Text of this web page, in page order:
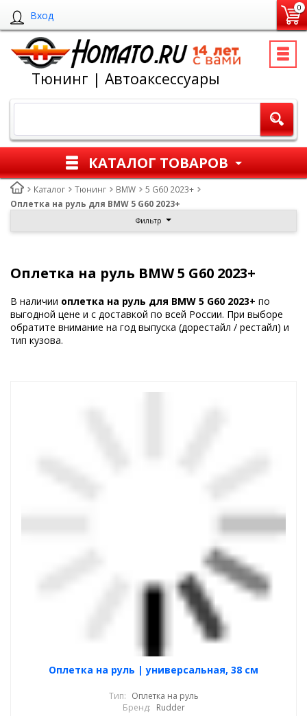
Вход
0
Тюнинг | Автоаксессуары
КАТАЛОГ ТОВАРОВ
Каталог Тюнинг BMW
5 G60 2023+
Оплетка на руль для BMW 5 G60 2023+
Фильтр
Оплетка на руль BMW 5 G60 2023+
В наличии оплетка на руль для BMW 5 G60 2023+ по
выгодной цене и с доставкой по всей России. При выборе
обратите внимание на год выпуска (дорестайл / рестайл) и
тип кузова.
Оплетка на руль | универсальная, 38 см
Тип: Оплетка на руль
Бренд: Rudder